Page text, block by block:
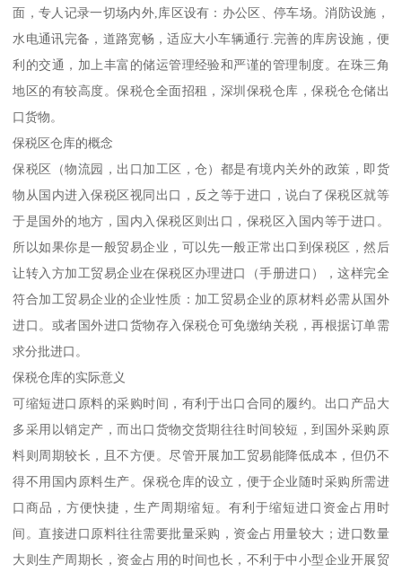
面，专人记录一切场内外,库区设有：办公区、停车场。消防设施，
水电通讯完备，道路宽畅，适应大小车辆通行.完善的库房设施，便
利的交通，加上丰富的储运管理经验和严谨的管理制度。在珠三角
地区的有较高度。保税仓全面招租，深圳保税仓库，保税仓仓储出
口货物。
保税区仓库的概念
保税区（物流园，出口加工区，仓）都是有境内关外的政策，即货
物从国内进入保税区视同出口，反之等于进口，说白了保税区就等
于是国外的地方，国内入保税区则出口，保税区入国内等于进口。
所以如果你是一般贸易企业，可以先一般正常出口到保税区，然后
让转入方加工贸易企业在保税区办理进口（手册进口），这样完全
符合加工贸易企业的企业性质：加工贸易企业的原材料必需从国外
进口。或者国外进口货物存入保税仓可免缴纳关税，再根据订单需
求分批进口。
保税仓库的实际意义
可缩短进口原料的采购时间，有利于出口合同的履约。出口产品大
多采用以销定产，而出口货物交货期往往时间较短，到国外采购原
料则周期较长，且不方便。尽管开展加工贸易能降低成本，但仍不
得不用国内原料生产。保税仓库的设立，便于企业随时采购所需进
口商品，方便快捷，生产周期缩短。有利于缩短进口资金占用时
间。直接进口原料往往需要批量采购，资金占用量较大；进口数量
大则生产周期长，资金占用的时间也长，不利于中小型企业开展贸